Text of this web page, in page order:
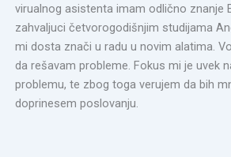
virualnog asistenta imam odlično znanje
zahvaljuci četvorogodišnjim studijama
mi dosta znači u radu u novim alatima.
da rešavam probleme. Fokus mi je uvek
problemu, te zbog toga verujem da bih
doprinesem poslovanju.